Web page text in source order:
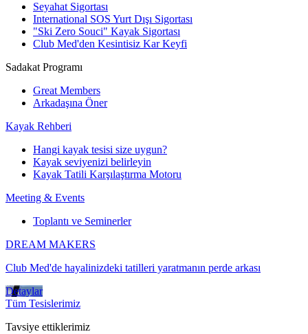
Seyahat Sigortası
International SOS Yurt Dışı Sigortası
"Ski Zero Souci" Kayak Sigortası
Club Med'den Kesintisiz Kar Keyfi
Sadakat Programı
Great Members
Arkadaşına Öner
Kayak Rehberi
Hangi kayak tesisi size uygun?
Kayak seviyenizi belirleyin
Kayak Tatili Karşılaştırma Motoru
Meeting & Events
Toplantı ve Seminerler
DREAM MAKERS
Club Med'de hayalinizdeki tatilleri yaratmanın perde arkası
Detaylar
Tüm Tesislerimiz
Tavsiye ettiklerimiz